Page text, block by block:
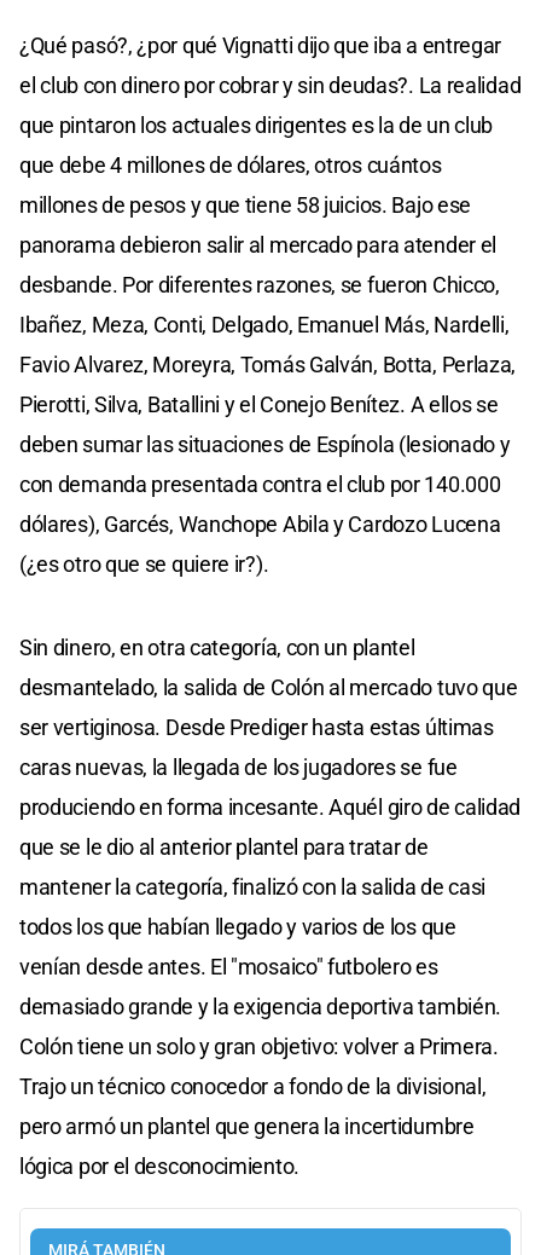
¿Qué pasó?, ¿por qué Vignatti dijo que iba a entregar
el club con dinero por cobrar y sin deudas?. La realidad
que pintaron los actuales dirigentes es la de un club
que debe 4 millones de dólares, otros cuántos
millones de pesos y que tiene 58 juicios. Bajo ese
panorama debieron salir al mercado para atender el
desbande. Por diferentes razones, se fueron Chicco,
Ibañez, Meza, Conti, Delgado, Emanuel Más, Nardelli,
Favio Alvarez, Moreyra, Tomás Galván, Botta, Perlaza,
Pierotti, Silva, Batallini y el Conejo Benítez. A ellos se
deben sumar las situaciones de Espínola (lesionado y
con demanda presentada contra el club por 140.000
dólares), Garcés, Wanchope Abila y Cardozo Lucena
(¿es otro que se quiere ir?).
Sin dinero, en otra categoría, con un plantel
desmantelado, la salida de Colón al mercado tuvo que
ser vertiginosa. Desde Prediger hasta estas últimas
caras nuevas, la llegada de los jugadores se fue
produciendo en forma incesante. Aquél giro de calidad
que se le dio al anterior plantel para tratar de
mantener la categoría, finalizó con la salida de casi
todos los que habían llegado y varios de los que
venían desde antes. El "mosaico" futbolero es
demasiado grande y la exigencia deportiva también.
Colón tiene un solo y gran objetivo: volver a Primera.
Trajo un técnico conocedor a fondo de la divisional,
pero armó un plantel que genera la incertidumbre
lógica por el desconocimiento.